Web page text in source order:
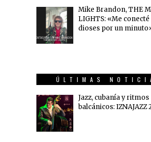
Mike Brandon, THE
LIGHTS: «Me
dioses por un
ÚLTIMAS
Jazz, cubanía y ritmos
balcánicos: IZNAJAZZ